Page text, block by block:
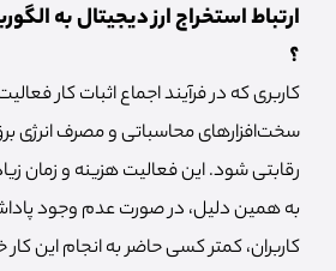
ارتباط استخراج ارز دیجیتال به
؟
کاربری که در فرآیند اجماع اثبات کار
سخت‌افزارهای محاسباتی و مصرف انرژی
رقابتی شود. این فعالیت هزینه و زمان
به همین دلیل، در صورت عدم وجود
کاربران، کمتر کسی حاضر به انجام این